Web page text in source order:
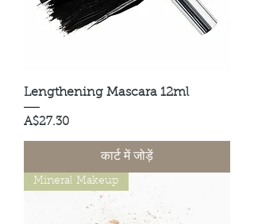
Lengthening Mascara 12ml
मूल्य
A$27.30
कार्ट में जोड़ें
Mineral Makeup